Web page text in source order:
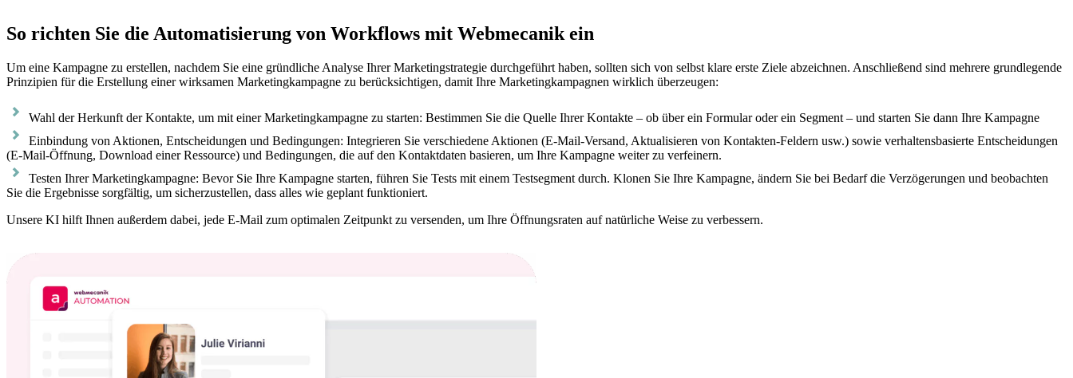
So richten Sie die Automatisierung von Workflows mit Webmecanik ein
Um eine Kampagne zu erstellen, nachdem Sie eine gründliche Analyse Ihrer Marketingstrategie durchgeführt haben, sollten sich von selbst klare erste Ziele abzeichnen. Anschließend sind mehrere grundlegende
Prinzipien für die Erstellung einer wirksamen Marketingkampagne zu berücksichtigen, damit Ihre Marketingkampagnen wirklich überzeugen:
Wahl der Herkunft der Kontakte, um mit einer Marketingkampagne zu starten: Bestimmen Sie die Quelle Ihrer Kontakte – ob über ein Formular oder ein Segment – und starten Sie dann Ihre Kampagne
Einbindung von Aktionen, Entscheidungen und Bedingungen: Integrieren Sie verschiedene Aktionen (E-Mail-Versand, Aktualisieren von Kontakten-Feldern usw.) sowie verhaltensbasierte Entscheidungen
(E-Mail-Öffnung, Download einer Ressource) und Bedingungen, die auf den Kontaktdaten basieren, um Ihre Kampagne weiter zu verfeinern.
Testen Ihrer Marketingkampagne: Bevor Sie Ihre Kampagne starten, führen Sie Tests mit einem Testsegment durch. Klo­nen Sie Ihre Kampagne, ändern Sie bei Bedarf die Verzögerungen und beobachten
Sie die Ergebnisse sorgfältig, um sicherzustellen, dass alles wie geplant funktioniert.
Unsere KI hilft Ihnen außerdem dabei, jede E-Mail zum optimalen Zeitpunkt zu versenden, um Ihre Öffnungsraten auf natürliche Weise zu verbessern.